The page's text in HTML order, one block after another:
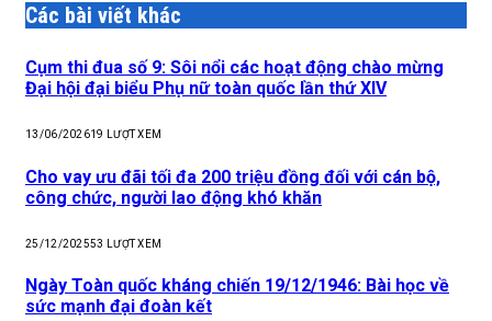
Các bài viết khác
Cụm thi đua số 9: Sôi nổi các hoạt động chào mừng
Đại hội đại biểu Phụ nữ toàn quốc lần thứ XIV
13/06/202619 LƯỢT XEM
Cho vay ưu đãi tối đa 200 triệu đồng đối với cán bộ,
công chức, người lao động khó khăn
25/12/202553 LƯỢT XEM
Ngày Toàn quốc kháng chiến 19/12/1946: Bài học về
sức mạnh đại đoàn kết